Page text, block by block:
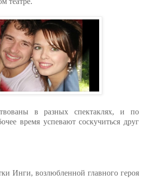
в разных спектаклях, и по
время успевают соскучиться друг
Инги, возлюбленной главного героя